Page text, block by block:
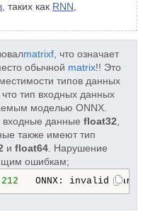
, таких как RNN
matrixf , что означает
обычной matrix!! Это
типов данных
тип входных данных
моделью ONNX.
данные float32
также имеют тип
и float64 . Нарушение
ошибкам;
ONNX: invalid